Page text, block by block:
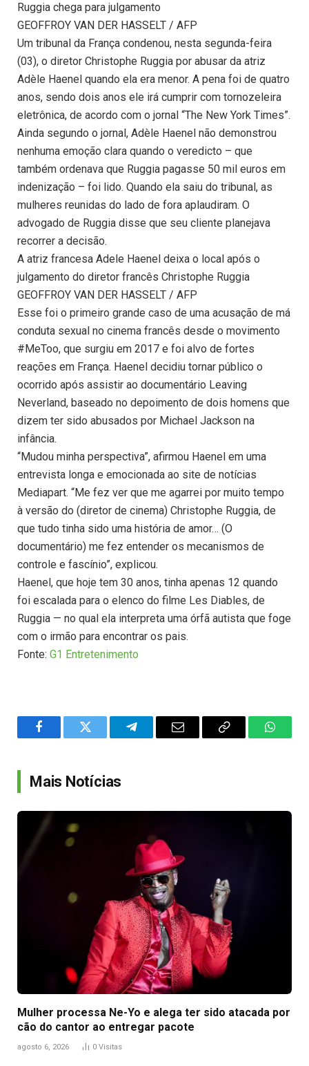
Ruggia chega para julgamento
GEOFFROY VAN DER HASSELT / AFP
Um tribunal da França condenou, nesta segunda-feira
(03), o diretor Christophe Ruggia por abusar da atriz
Adèle Haenel quando ela era menor. A pena foi de quatro
anos, sendo dois anos ele irá cumprir com tornozeleira
eletrônica, de acordo com o jornal “The New York Times”.
Ainda segundo o jornal, Adèle Haenel não demonstrou
nenhuma emoção clara quando o veredicto – que
também ordenava que Ruggia pagasse 50 mil euros em
indenização – foi lido. Quando ela saiu do tribunal, as
mulheres reunidas do lado de fora aplaudiram. O
advogado de Ruggia disse que seu cliente planejava
recorrer a decisão.
A atriz francesa Adele Haenel deixa o local após o
julgamento do diretor francês Christophe Ruggia
GEOFFROY VAN DER HASSELT / AFP
Esse foi o primeiro grande caso de uma acusação de má
conduta sexual no cinema francês desde o movimento
#MeToo, que surgiu em 2017 e foi alvo de fortes
reações em França. Haenel decidiu tornar público o
ocorrido após assistir ao documentário Leaving
Neverland, baseado no depoimento de dois homens que
dizem ter sido abusados por Michael Jackson na
infância.
“Mudou minha perspectiva”, afirmou Haenel em uma
entrevista longa e emocionada ao site de notícias
Mediapart. “Me fez ver que me agarrei por muito tempo
à versão do (diretor de cinema) Christophe Ruggia, de
que tudo tinha sido uma história de amor… (O
documentário) me fez entender os mecanismos de
controle e fascínio”, explicou.
Haenel, que hoje tem 30 anos, tinha apenas 12 quando
foi escalada para o elenco do filme Les Diables, de
Ruggia — no qual ela interpreta uma órfã autista que foge
com o irmão para encontrar os pais.
Fonte: G1 Entretenimento
FacebookTwitter TelegramEmail
Copy
Mais Notícias
Mulher processa Ne-Yo e alega ter sido atacada por
cão do cantor ao entregar pacote
agosto 6, 2026 0 Visitas